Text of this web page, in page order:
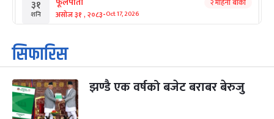
३१
शनि असोज ३१ , २०८३-Oct 17, 2026
२ महिना बाँकी
१
आइत
कार्तिक सङ्क्रान्ति
कार्तिक १, २०८३
३
मंगल
महानवमी
कार्तिक ३, २०८३
२ महिना बाँकी
सिफारिस
झण्डै एक वर्षको बजेट बराबर बेरुजु